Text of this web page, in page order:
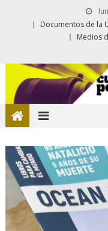
Documentos de la
Medios